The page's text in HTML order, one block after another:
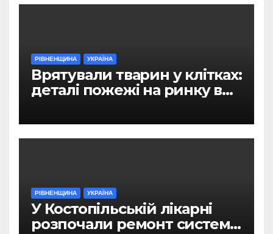
РІВНЕНЩИНА УКРАЇНА
Врятували тварин у клітках:
деталі пожежі на ринку в
РІВНЕНЩИНА УКРАЇНА
У Костопільській лікарні
розпочали ремонт системи